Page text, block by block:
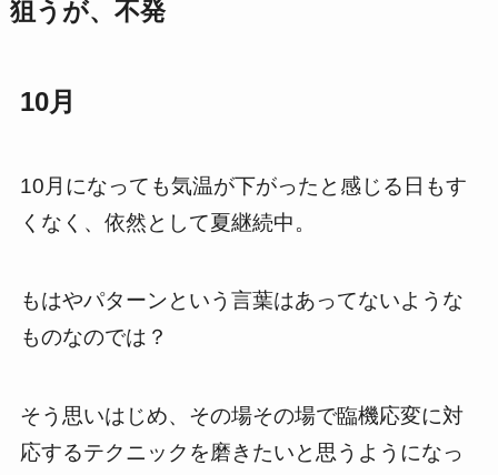
狙うが、不発
10月
10月になっても気温が下がったと感じる日もす
くなく、依然として夏継続中。
もはやパターンという言葉はあってないような
ものなのでは？
そう思いはじめ、その場その場で臨機応変に対
応するテクニックを磨きたいと思うようになっ